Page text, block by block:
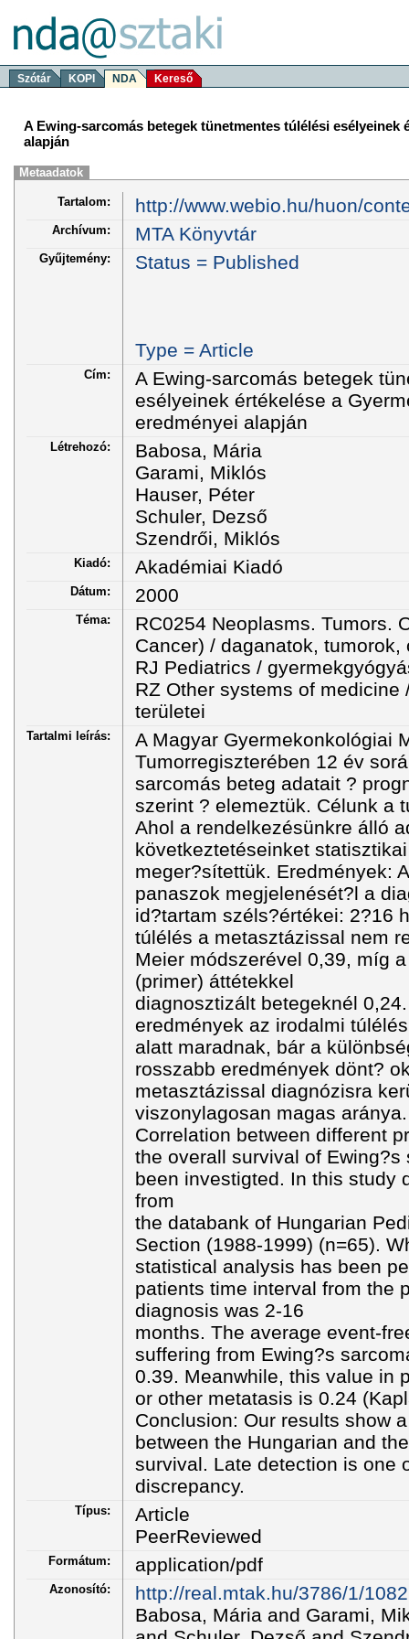
Szótár KOPI NDA Kereső
A Ewing-sarcomás betegek tünetmentes túlélési
alapján
Metaadatok
Tartalom: http://www.webio.hu/huon/
Archívum: MTA Könyvtár
Gyűjtemény: Status = Published
Type = Article
Cím:
A Ewing-sarcomás betegek
esélyeinek értékelése a
eredményei alapján
Létrehozó:
Babosa, Mária
Garami, Miklós
Hauser, Péter
Schuler, Dezső
Szendrői, Miklós
Kiadó: Akadémiai Kiadó
Dátum: 2000
Téma:
RC0254 Neoplasms. Tumors.
Cancer) / daganatok, tumorok,
RJ Pediatrics /
RZ Other systems of
területei
Tartalmi leírás:
A Magyar Gyermekonkológiai
Tumorregiszterében 12 év
sarcomás beteg adatait ?
szerint ? elemeztük. Célunk a
Ahol a rendelkezésünkre álló
következtetéseinket
meger?sítettük. Eredmények:
panaszok megjelenését?l a
id?tartam széls?értékei: 2?16
túlélés a metasztázissal nem
Meier módszerével 0,39, míg
(primer) áttétekkel
diagnosztizált betegeknél
eredmények az irodalmi
alatt maradnak, bár a
rosszabb eredmények dönt?
metasztázissal diagnózisra
viszonylagosan magas aránya.
Correlation between different
the overall survival of Ewing?s
been investigted. In this study
from
the databank of Hungarian
Section (1988-1999) (n=65).
statistical analysis has been
patients time interval from the
diagnosis was 2-16
months. The average event-
suffering from Ewing?s
0.39. Meanwhile, this value in
or other metatasis is 0.24
Conclusion: Our results show
between the Hungarian and
survival. Late detection is one
discrepancy.
Típus:
Article
PeerReviewed
Formátum: application/pdf
Azonosító:
http://real.mtak.hu/3786/1/
Babosa, Mária and Garami,